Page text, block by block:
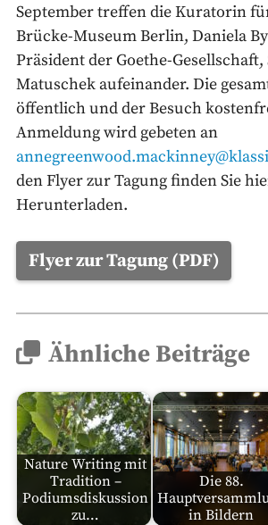
September treffen die Kuratorin
Brücke-Museum Berlin, Daniela
Präsident der Goethe-Gesellschaft,
Matuschek aufeinander. Die
öffentlich und der Besuch
Anmeldung wird gebeten an
den Flyer zur Tagung finden Sie
Herunterladen.
Flyer zur Tagung (PDF)
Ähnliche Beiträge
Nature Writing mit
Tradition –
Podiumsdiskussion
zu…
Die 88.
in Bildern